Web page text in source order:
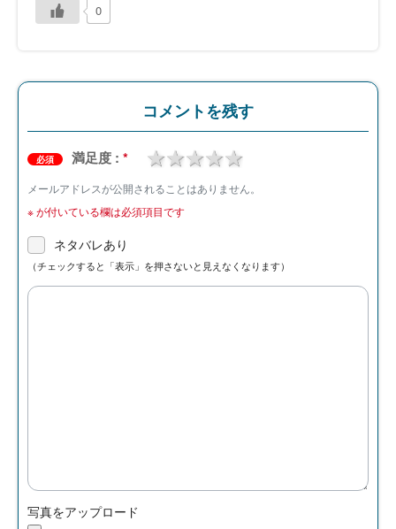
0
コメントを残す
必須 満足度 : * 4 stars
3 stars
2 stars
1 star
メールアドレスが公開されることはありません。
※が付いている欄は必須項目です
ネタバレあり
（チェックすると「表示」を押さないと見えなくなります）
写真をアップロード